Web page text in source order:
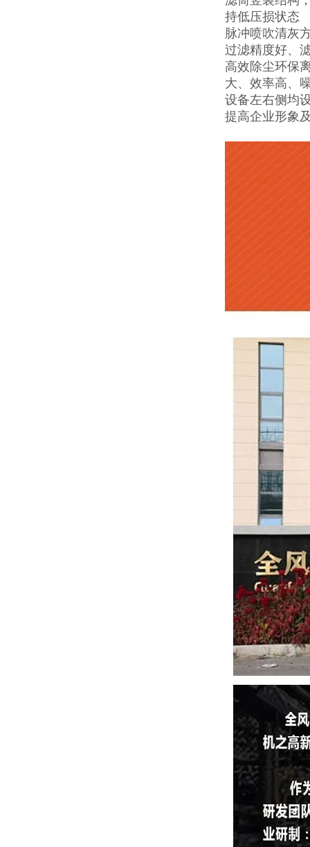
持低压损状态
脉冲喷吹清灰
过滤精度好、
高效除尘环保
大、效率高、
设备左右侧均
提高企业形象